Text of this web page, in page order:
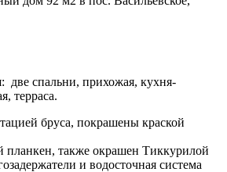
две спальни, прихожая, кухня-
терраса.
бруса, покрашены краской
планкен, также окрашен Тиккурилой
и водосточная система